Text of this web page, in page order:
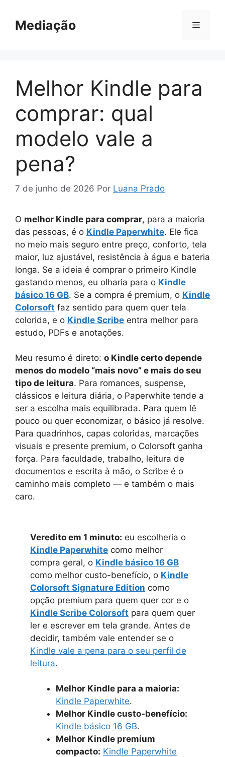
paraMediação Menu
Melhor Kindle para
comprar: qual
modelo vale a
pena?
7 de junho de 2026 Por Luana Prado
O melhor Kindle para comprar, para a maioria
das pessoas, é o Kindle Paperwhite. Ele fica
no meio mais seguro entre preço, conforto, tela
maior, luz ajustável, resistência à água e bateria
longa. Se a ideia é comprar o primeiro Kindle
gastando menos, eu olharia para o Kindle
básico 16 GB. Se a compra é premium, o Kindle
Colorsoft faz sentido para quem quer tela
colorida, e o Kindle Scribe entra melhor para
estudo, PDFs e anotações.
Meu resumo é direto: o Kindle certo depende
menos do modelo “mais novo” e mais do seu
tipo de leitura. Para romances, suspense,
clássicos e leitura diária, o Paperwhite tende a
ser a escolha mais equilibrada. Para quem lê
pouco ou quer economizar, o básico já resolve.
Para quadrinhos, capas coloridas, marcações
visuais e presente premium, o Colorsoft ganha
força. Para faculdade, trabalho, leitura de
documentos e escrita à mão, o Scribe é o
caminho mais completo — e também o mais
caro.
Veredito em 1 minuto: eu escolheria o
Kindle Paperwhite como melhor
compra geral, o Kindle básico 16 GB
como melhor custo-benefício, o Kindle
Colorsoft Signature Edition como
opção premium para quem quer cor e o
Kindle Scribe Colorsoft para quem quer
ler e escrever em tela grande. Antes de
decidir, também vale entender se o
Kindle vale a pena para o seu perfil de
leitura.
Melhor Kindle para a maioria:
Kindle Paperwhite.
Melhor Kindle custo-benefício:
Kindle básico 16 GB.
Melhor Kindle premium
compacto: Kindle Paperwhite